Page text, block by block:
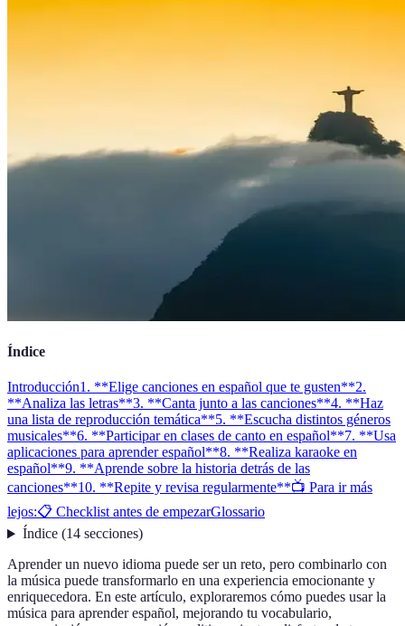
Índice
Introducción1. **Elige canciones en español que te gusten**2.
**Analiza las letras**3. **Canta junto a las canciones**4. **Haz
una lista de reproducción temática**5. **Escucha distintos géneros
musicales**6. **Participar en clases de canto en español**7. **Usa
aplicaciones para aprender español**8. **Realiza karaoke en
español**9. **Aprende sobre la historia detrás de las
canciones**10. **Repite y revisa regularmente**📺 Para ir más
lejos:📋 Checklist antes de empezarGlossario
Índice(14 secciones)
Aprender un nuevo idioma puede ser un reto, pero combinarlo con
la música puede transformarlo en una experiencia emocionante y
enriquecedora. En este artículo, exploraremos cómo puedes usar la
música para aprender español, mejorando tu vocabulario,